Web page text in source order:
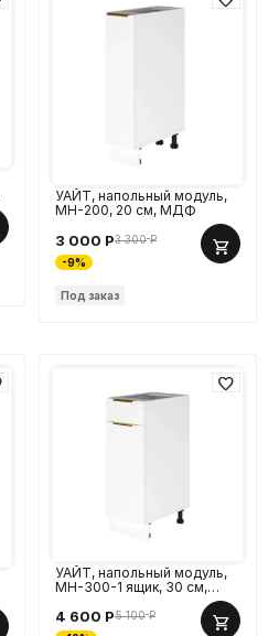
УАЙТ, напольный модуль,
МН-200, 20 см, МДФ
3 000 Р3 300 Р
-9%
Под заказ
УАЙТ, напольный модуль,
МН-300-1 ящик, 30 см,
4 600 Р5 100 Р